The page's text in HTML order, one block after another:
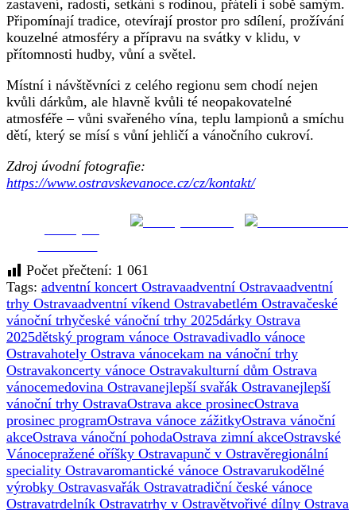
zastavení, radosti, setkání s rodinou, přáteli i sobě samým.
Připomínají tradice, otevírají prostor pro sdílení, prožívání
kouzelné atmosféry a přípravu na svátky v klidu, v
přítomnosti hudby, vůní a světel.
Místní i návštěvníci z celého regionu sem chodí nejen
kvůli dárkům, ale hlavně kvůli té neopakovatelné
atmosféře – vůni svařeného vína, teplu lampionů a smíchu
dětí, který se mísí s vůní jehličí a vánočního cukroví.
Zdroj úvodní fotografie:
https://www.ostravskevanoce.cz/cz/kontakt/
Počet přečtení: 1 061
Tags: adventní koncert Ostravaadventní Ostravaadventní
trhy Ostravaadventní víkend Ostravabetlém Ostravačeské
vánoční trhyčeské vánoční trhy 2025dárky Ostrava
2025dětský program vánoce Ostravadivadlo vánoce
Ostravahotely Ostrava vánocekam na vánoční trhy
Ostravakoncerty vánoce Ostravakulturní dům Ostrava
vánocemedovina Ostravanejlepší svařák Ostravanejlepší
vánoční trhy OstravaOstrava akce prosinecOstrava
prosinec programOstrava vánoce zážitkyOstrava vánoční
akceOstrava vánoční pohodaOstrava zimní akceOstravské
Vánocepražené oříšky Ostravapunč v Ostravěregionální
speciality Ostravaromantické vánoce Ostravarukodělné
výrobky Ostravasvařák Ostravatradiční české vánoce
Ostravatrdelník Ostravatrhy v Ostravětvořivé dílny Ostrava